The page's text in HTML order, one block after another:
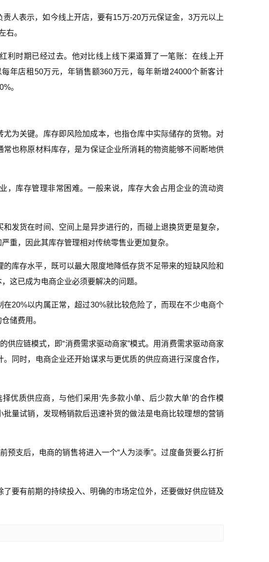
人表示，如今线上开店，要有15万-20万元保证金，3万元以上
右。
利时期已经过去。他对比线上线下渠道算了一笔账：在线上开
年店租50万元，年销售额360万元，每年新增24000个新客计
。
为关键。库存即风险加成本，也指仓库中实际储存的货物。对
也称原材料库存，是为保证企业所消耗的物资能够不间断地供
，库存管理非常困难。一般来说，库存大会占用企业的流动资
发货在时间、空间上是异步进行的，而碰上退换货更是复杂，
重，因此其库存管理相对传统零售业更加复杂。
库存水平，既可以最大限度地降低存货不足带来的短缺风险和
这已成为电商企业必须要解决的问题。
20%以内属正常，超过30%就比较危险了，而现在不少电商个
储费用。
供应链模式，即“消费需求驱动商家”模式。用消费需求驱动商家
同时，电商企业还开始谋求与更优质的供应商进行深度合作，
优质供应商，与他们采用‘先多款小单、后少款大单’的合作模
量试销，发现畅销款后迅速补货的做法是电商比较理想的营销
预支后，电商的销售将进入一个“人为淡季”。过度备货要么打折
要有前期的持续投入、明确的市场定位外，还要做好供应链及